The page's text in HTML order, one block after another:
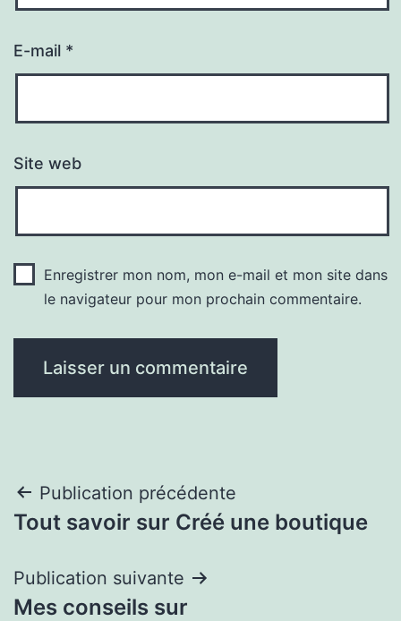
E-mail *
Site web
Enregistrer mon nom, mon e-mail et mon site dans
le navigateur pour mon prochain commentaire.
Navigation
de
l’article
Publication précédente
Tout savoir sur Créé une boutique
Publication suivante
Mes conseils sur